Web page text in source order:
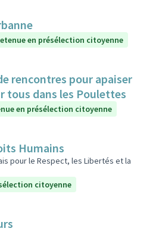
en présélection citoyenne
rencontres pour apaiser
tous dans les Poulettes
en présélection citoyenne
Mémorial des Droits Humains
pour le Respect, les Libertés et la
citoyenne